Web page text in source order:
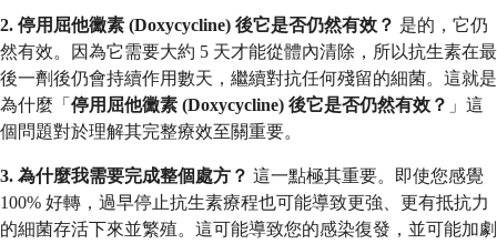
2. 停用屈他黴素 (Doxycycline) 後它是否仍然有效？ 是的，它仍
然有效。因為它需要大約 5 天才能從體內清除，所以抗生素在最
後一劑後仍會持續作用數天，繼續對抗任何殘留的細菌。這就是
為什麼「 停用屈他黴素 (Doxycycline) 後它是否仍然有效？ 」這
個問題對於理解其完整療效至關重要。
3. 為什麼我需要完成整個處方？ 這一點極其重要。即使您感覺
100% 好轉，過早停止抗生素療程也可能導致更強、更有抵抗力
的細菌存活下來並繁殖。這可能導致您的感染復發，並可能加劇